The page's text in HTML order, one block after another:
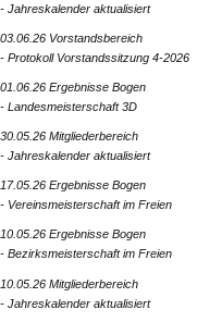
- Jahreskalender aktualisiert
03.06.26 Vorstandsbereich
- Protokoll Vorstandssitzung 4-2026
01.06.26 Ergebnisse Bogen
- Landesmeisterschaft 3D
30.05.26 Mitgliederbereich
- Jahreskalender aktualisiert
17.05.26 Ergebnisse Bogen
- Vereinsmeisterschaft im Freien
10.05.26 Ergebnisse Bogen
- Bezirksmeisterschaft im Freien
10.05.26 Mitgliederbereich
- Jahreskalender aktualisiert